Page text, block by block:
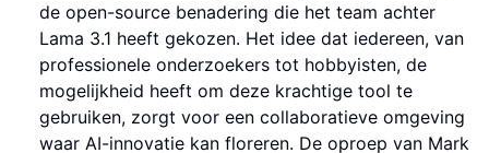
de open-source benadering die het team achter
Lama 3.1 heeft gekozen. Het idee dat iedereen, van
professionele onderzoekers tot hobbyisten, de
mogelijkheid heeft om deze krachtige tool te
gebruiken, zorgt voor een collaboratieve omgeving
waar AI-innovatie kan floreren. De oproep van Mark